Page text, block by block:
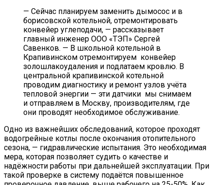
— Сейчас планируем заменить дымосос и в
борисовской котельной, отремонтировать
конвейер углеподачи, — рассказывает
главный инженер ООО «ТЭП» Сергей
Савенков. — В школьной котельной в
Крапивинском отремонтируем конвейер
золошлакоудаления и подлатаем кровлю. В
центральной крапивинской котельной
проводим диагностику и ремонт узлов учёта
тепловой энергии — эти датчики мы снимаем
и отправляем в Москву, производителям, где
они проводят необходимое обслуживание.
Одно из важнейших обследований, которое проходят
водогрейные котлы после окончания отопительного
сезона, — гидравлические испытания. Это необходимая
мера, которая позволяет судить о качестве и
надёжности работы при дальнейшей эксплуатации. При
такой проверке в систему подаётся повышенное